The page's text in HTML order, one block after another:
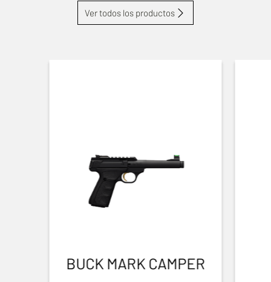
Ver todos los productos
BUCK MARK CAMPER